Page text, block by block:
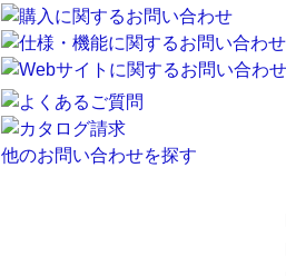
他のお問い合わせを探す